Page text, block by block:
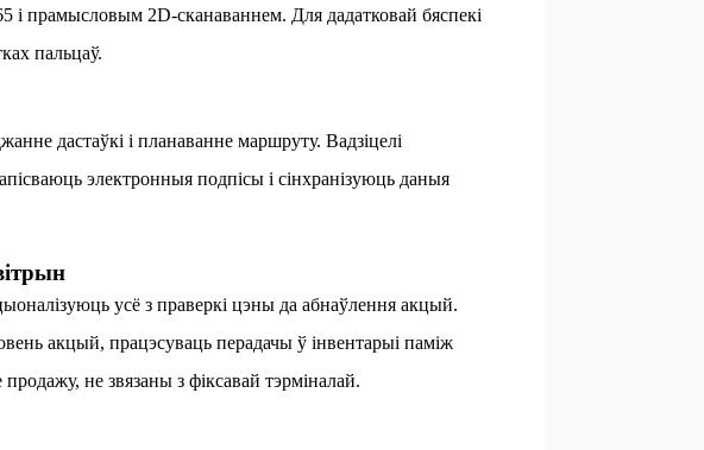
і прамысловым 2D-сканаваннем. Для дадатковай бяспекі
пальцаў.
дастаўкі і планаванне маршруту. Вадзіцелі
электронныя подпісы і сінхранізуюць даныя
усё з праверкі цэны да абнаўлення акцый.
акцый, працэсуваць перадачы ў інвентарыі паміж
не звязаны з фіксавай тэрміналай.